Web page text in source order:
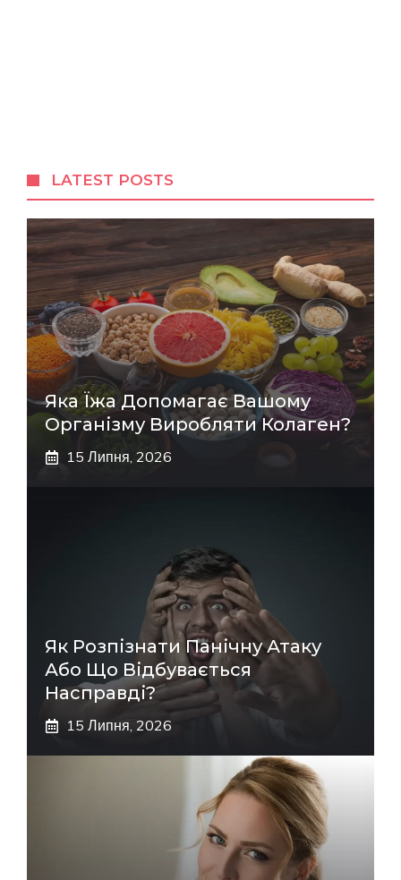
LATEST POSTS
Яка Їжа Допомагає Вашому
Організму Виробляти Колаген?
15 Липня, 2026
Як Розпізнати Панічну Атаку
Або Що Відбувається
Насправді?
15 Липня, 2026